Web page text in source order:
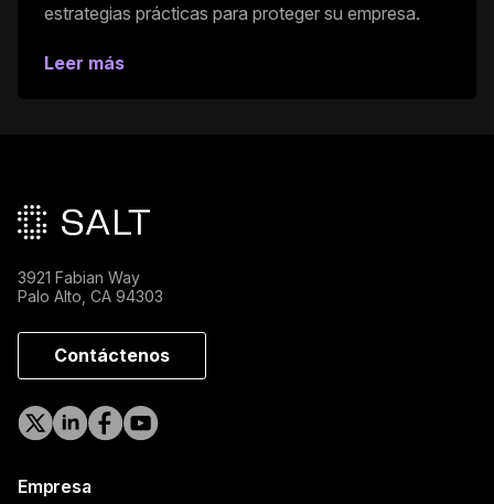
estrategias prácticas para proteger su empresa.
Leer más
3921 Fabian Way
Palo Alto, CA 94303
Contáctenos
Empresa